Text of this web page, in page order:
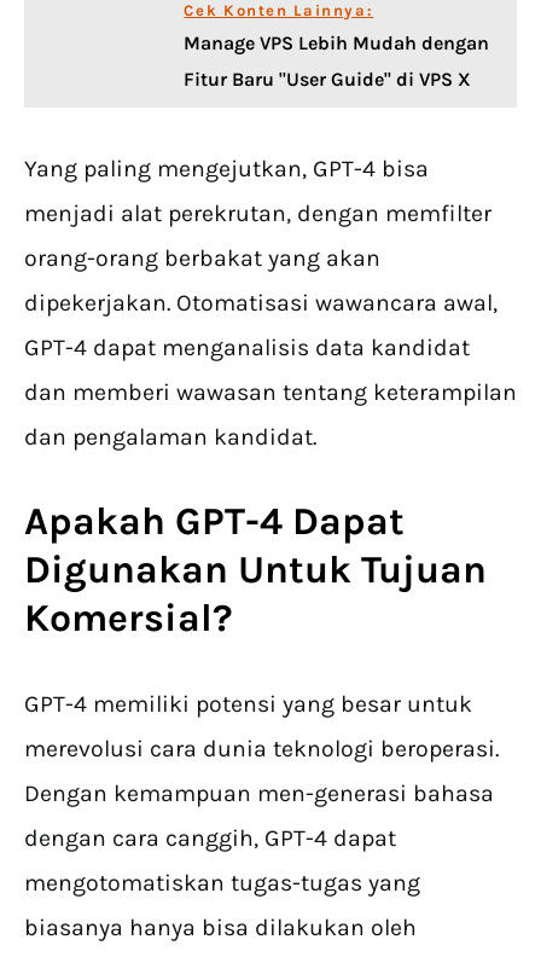
Cek Konten Lainnya:
Manage VPS Lebih Mudah dengan
Fitur Baru "User Guide" di VPS X
Yang paling mengejutkan, GPT-4 bisa
menjadi alat perekrutan, dengan memfilter
orang-orang berbakat yang akan
dipekerjakan. Otomatisasi wawancara awal,
GPT-4 dapat menganalisis data kandidat
dan memberi wawasan tentang keterampilan
dan pengalaman kandidat.
Apakah GPT-4 Dapat
Digunakan Untuk Tujuan
Komersial?
GPT-4 memiliki potensi yang besar untuk
merevolusi cara dunia teknologi beroperasi.
Dengan kemampuan men-generasi bahasa
dengan cara canggih, GPT-4 dapat
mengotomatiskan tugas-tugas yang
biasanya hanya bisa dilakukan oleh